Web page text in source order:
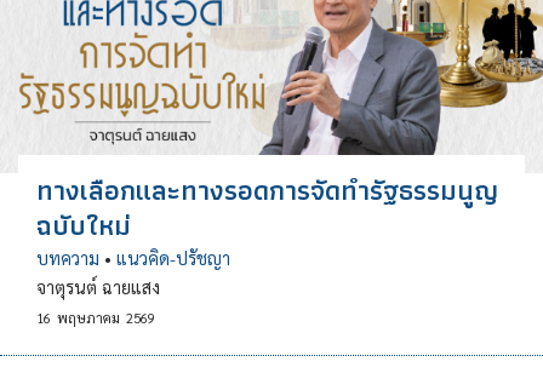
ทางเลือกและทางรอดการจัดทำรัฐธรรมนูญ
ฉบับใหม่
บทความ • แนวคิด-ปรัชญา
จาตุรนต์ ฉายแสง
16 พฤษภาคม 2569